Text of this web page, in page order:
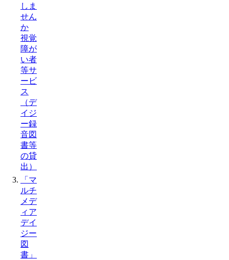
しま
せん
か
視覚
障が
い者
等サ
ービ
ス
（デ
イジ
ー録
音図
書等
の貸
出）
「マ
ルチ
メデ
ィア
デイ
ジー
図
書」